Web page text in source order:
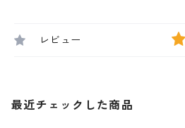
レビュー
最近チェックした商品